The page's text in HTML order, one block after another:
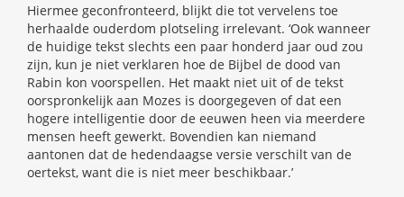
Hiermee geconfronteerd, blijkt die tot vervelens toe
herhaalde ouderdom plotseling irrelevant. ‘Ook wanneer
de huidige tekst slechts een paar honderd jaar oud zou
zijn, kun je niet verklaren hoe de Bijbel de dood van
Rabin kon voorspellen. Het maakt niet uit of de tekst
oorspronkelijk aan Mozes is doorgegeven of dat een
hogere intelligentie door de eeuwen heen via meerdere
mensen heeft gewerkt. Bovendien kan niemand
aantonen dat de hedendaagse versie verschilt van de
oertekst, want die is niet meer beschikbaar.’